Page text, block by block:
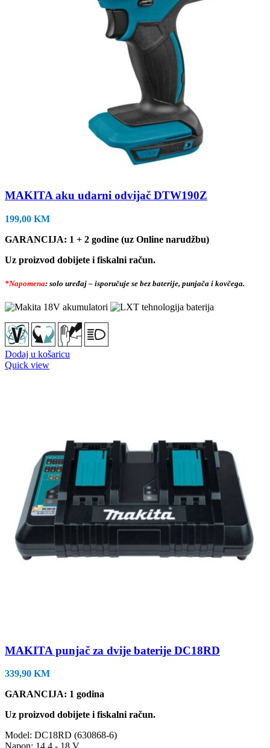
MAKITA aku udarni odvijač DTW190Z
199,00 KM
GARANCIJA: 1 + 2 godine (uz Online narudžbu)
Uz proizvod dobijete i fiskalni račun.
*Napomena: solo uređaj – isporučuje se bez baterije, punjača i kovčega.
Dodaj u košaricu
Quick view
MAKITA punjač za dvije baterije DC18RD
339,90 KM
GARANCIJA: 1 godina
Uz proizvod dobijete i fiskalni račun.
Model: DC18RD (630868-6)